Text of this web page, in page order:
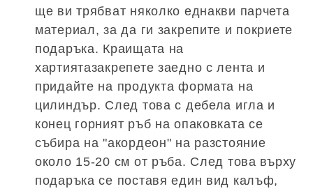
ще ви трябват няколко еднакви парчета
материал, за да ги закрепите и покриете
подаръка. Краищата на
хартиятазакрепете заедно с лента и
придайте на продукта формата на
цилиндър. След това с дебела игла и
конец горният ръб на опаковката се
събира на "акордеон" на разстояние
около 15-20 см от ръба. След това върху
подаръка се поставя един вид калъф,